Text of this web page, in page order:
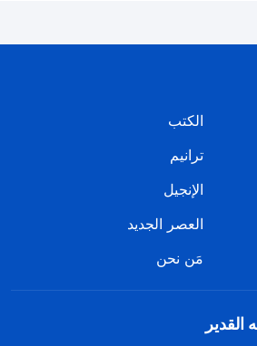
الكتب
ترانيم
الإنجيل
العصر الجديد
مَن نحن